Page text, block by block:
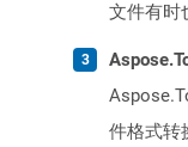
文件有时
件格式转